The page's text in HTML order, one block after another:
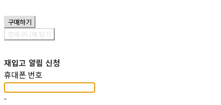
구매하기
장바구니에 담기
재입고 알림 신청
휴대폰 번호
-